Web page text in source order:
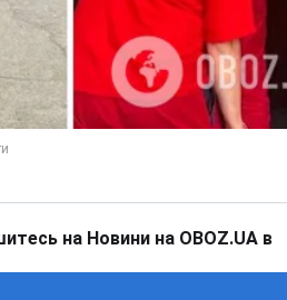
на Новини на OBOZ.UA в